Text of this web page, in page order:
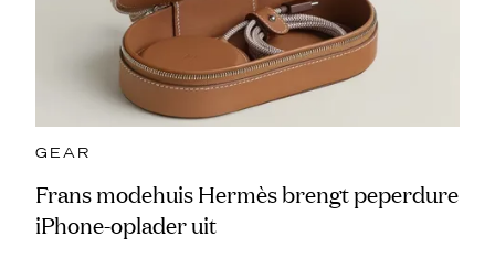
GEAR
Frans modehuis Hermès brengt peperdure
iPhone-oplader uit